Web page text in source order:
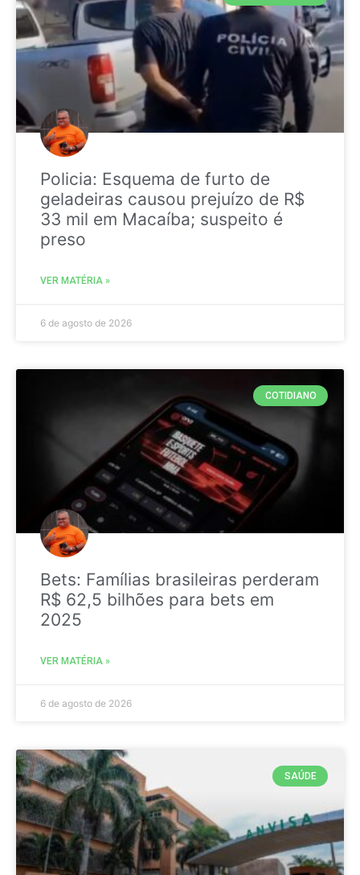
Policia: Esquema de furto de
geladeiras causou prejuízo de R$
33 mil em Macaíba; suspeito é
preso
VER MATÉRIA »
6 de agosto de 2026
COTIDIANO
Bets: Famílias brasileiras perderam
R$ 62,5 bilhões para bets em
2025
VER MATÉRIA »
6 de agosto de 2026
SAÚDE